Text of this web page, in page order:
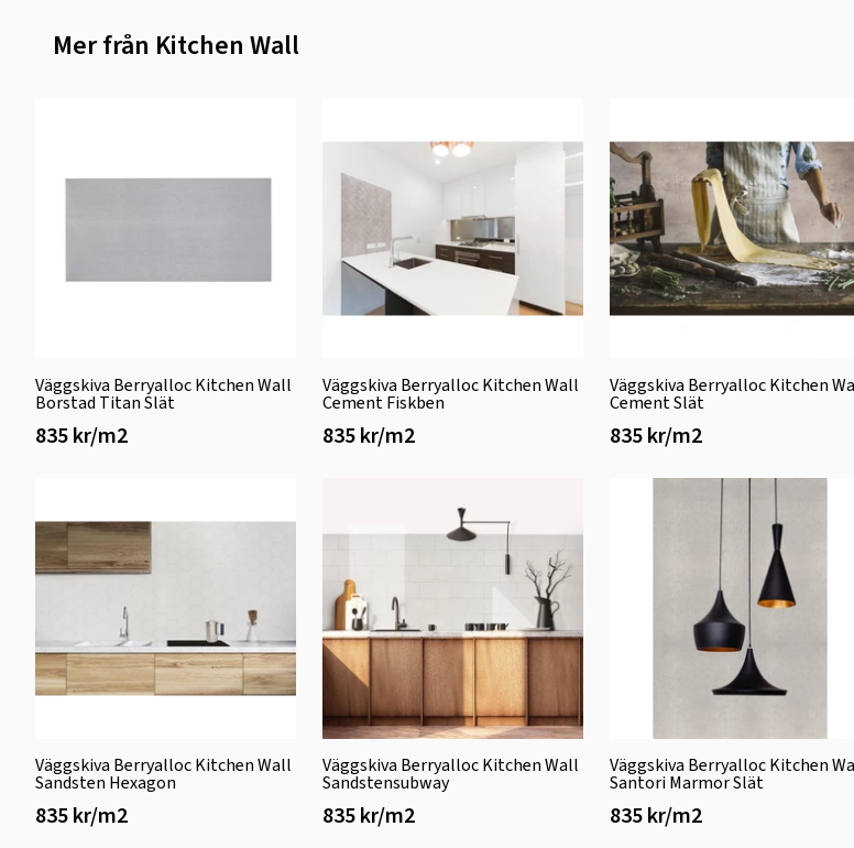
Mer från Kitchen Wall
Väggskiva Berryalloc Kitchen Wall
Borstad Titan Slät
835 kr/m2
Väggskiva Berryalloc Kitchen Wall
Cement Fiskben
835 kr/m2
Väggskiva Berryalloc Kitchen
Cement Slät
835 kr/m2
Väggskiva Berryalloc Kitchen Wall
Sandsten Hexagon
835 kr/m2
Väggskiva Berryalloc Kitchen Wall
Sandstensubway
835 kr/m2
Väggskiva Berryalloc Kitchen
Santori Marmor Slät
835 kr/m2